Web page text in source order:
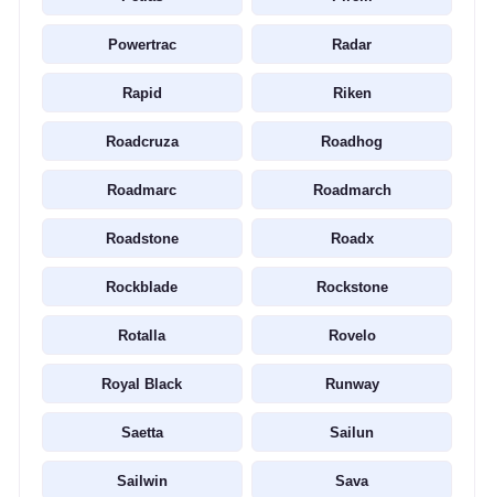
Powertrac Radar
Rapid Riken
Roadcruza Roadhog
Roadmarc Roadmarch
Roadstone Roadx
Rockblade Rockstone
Rotalla Rovelo
Royal Black Runway
Saetta Sailun
Sailwin Sava